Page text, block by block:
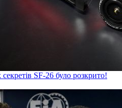
SF-26 було розкрито!